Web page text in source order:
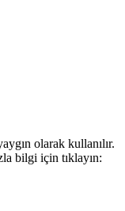
olarak kullanılır.
bilgi için tıklayın: